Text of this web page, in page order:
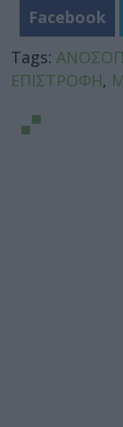
Facebook
Tags:
ΕΠΙΣΤΡΟΦΗ,